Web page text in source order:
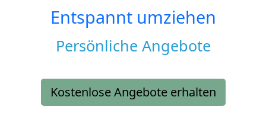
Entspannt umziehen
Persönliche Angebote
Kostenlose Angebote erhalten